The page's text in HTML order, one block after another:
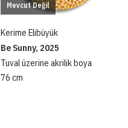
Mevcut Değil
Kerime Elibüyük
Be Sunny, 2025
Tuval üzerine akrilik boya
76 cm